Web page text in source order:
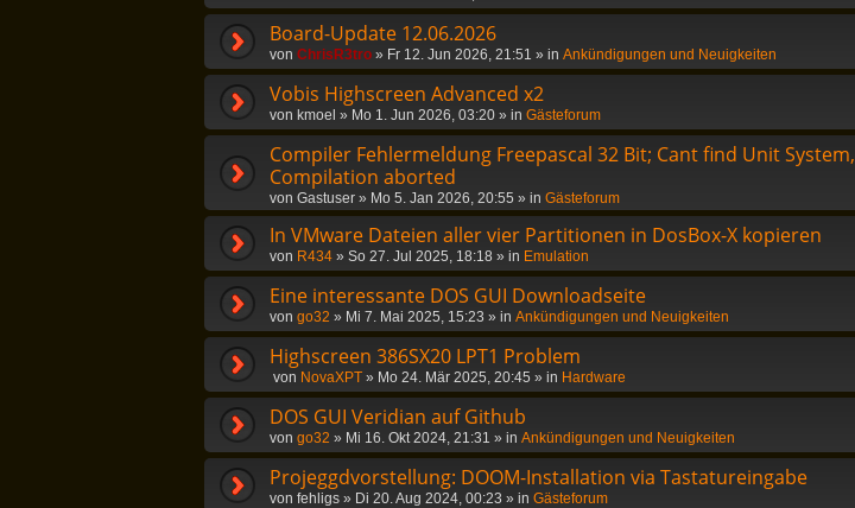
Board-Update 12.06.2026
von ChrisR3tro » Fr 12. Jun 2026, 21:51 » in Ankündigungen und Neuigkeiten
Vobis Highscreen Advanced x2
von kmoel » Mo 1. Jun 2026, 03:20 » in Gästeforum
Compiler Fehlermeldung Freepascal 32 Bit; Cant find Unit System,
Compilation aborted
von Gastuser » Mo 5. Jan 2026, 20:55 » in Gästeforum
In VMware Dateien aller vier Partitionen in DosBox-X kopieren
von R434 » So 27. Jul 2025, 18:18 » in Emulation
Eine interessante DOS GUI Downloadseite
von go32 » Mi 7. Mai 2025, 15:23 » in Ankündigungen und Neuigkeiten
Highscreen 386SX20 LPT1 Problem
von NovaXPT » Mo 24. Mär 2025, 20:45 » in Hardware
DOS GUI Veridian auf Github
von go32 » Mi 16. Okt 2024, 21:31 » in Ankündigungen und Neuigkeiten
Projeggdvorstellung: DOOM-Installation via Tastatureingabe
von fehligs » Di 20. Aug 2024, 00:23 » in Gästeforum